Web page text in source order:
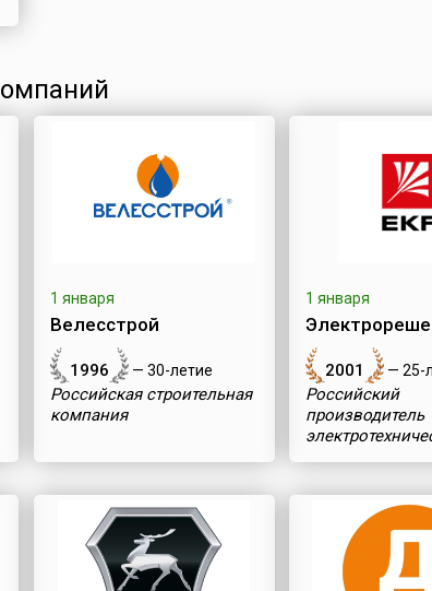
1 января
Велесстрой
1996 — 30-летие
Российская строительная
компания
1 января
2001 — 25-
Российский
производитель